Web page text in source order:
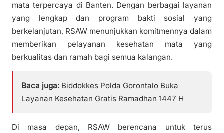
mata terpercaya di Banten. Dengan berbagai layanan
yang lengkap dan program bakti sosial yang
berkelanjutan, RSAW menunjukkan komitmennya dalam
memberikan pelayanan kesehatan mata yang
berkualitas dan ramah bagi semua kalangan.
Baca juga: Biddokkes Polda Gorontalo Buka
Layanan Kesehatan Gratis Ramadhan 1447 H
Di masa depan, RSAW berencana untuk terus